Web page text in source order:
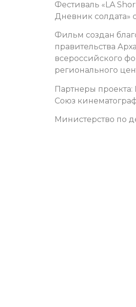
Фестиваль «LA
Дневник солдата»
Фильм создан
правительства
всероссийского
регионального
Партнеры
Союз
Министерство по